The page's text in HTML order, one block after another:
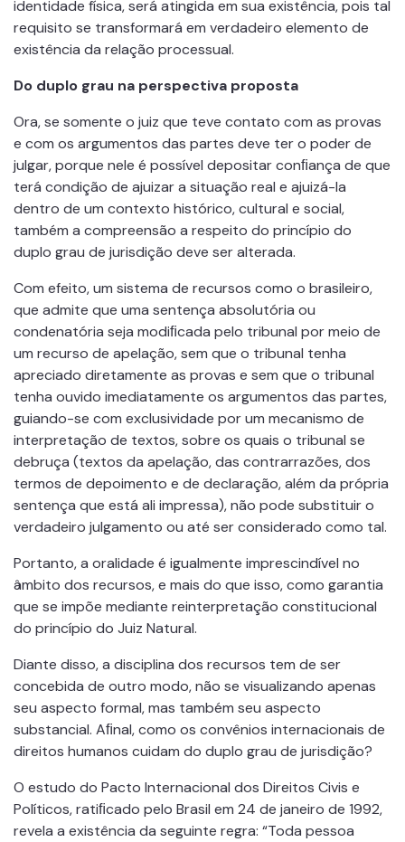
identidade física, será atingida em sua existência, pois tal
requisito se transformará em verdadeiro elemento de
existência da relação processual.
Do duplo grau na perspectiva proposta
Ora, se somente o juiz que teve contato com as provas
e com os argumentos das partes deve ter o poder de
julgar, porque nele é possível depositar conﬁança de que
terá condição de ajuizar a situação real e ajuizá-la
dentro de um contexto histórico, cultural e social,
também a compreensão a respeito do princípio do
duplo grau de jurisdição deve ser alterada.
Com efeito, um sistema de recursos como o brasileiro,
que admite que uma sentença absolutória ou
condenatória seja modiﬁcada pelo tribunal por meio de
um recurso de apelação, sem que o tribunal tenha
apreciado diretamente as provas e sem que o tribunal
tenha ouvido imediatamente os argumentos das partes,
guiando-se com exclusividade por um mecanismo de
interpretação de textos, sobre os quais o tribunal se
debruça (textos da apelação, das contrarrazões, dos
termos de depoimento e de declaração, além da própria
sentença que está ali impressa), não pode substituir o
verdadeiro julgamento ou até ser considerado como tal.
Portanto, a oralidade é igualmente imprescindível no
âmbito dos recursos, e mais do que isso, como garantia
que se impõe mediante reinterpretação constitucional
do princípio do Juiz Natural.
Diante disso, a disciplina dos recursos tem de ser
concebida de outro modo, não se visualizando apenas
seu aspecto formal, mas também seu aspecto
substancial. Aﬁnal, como os convênios internacionais de
direitos humanos cuidam do duplo grau de jurisdição?
O estudo do Pacto Internacional dos Direitos Civis e
Políticos, ratiﬁcado pelo Brasil em 24 de janeiro de 1992,
revela a existência da seguinte regra: “Toda pessoa